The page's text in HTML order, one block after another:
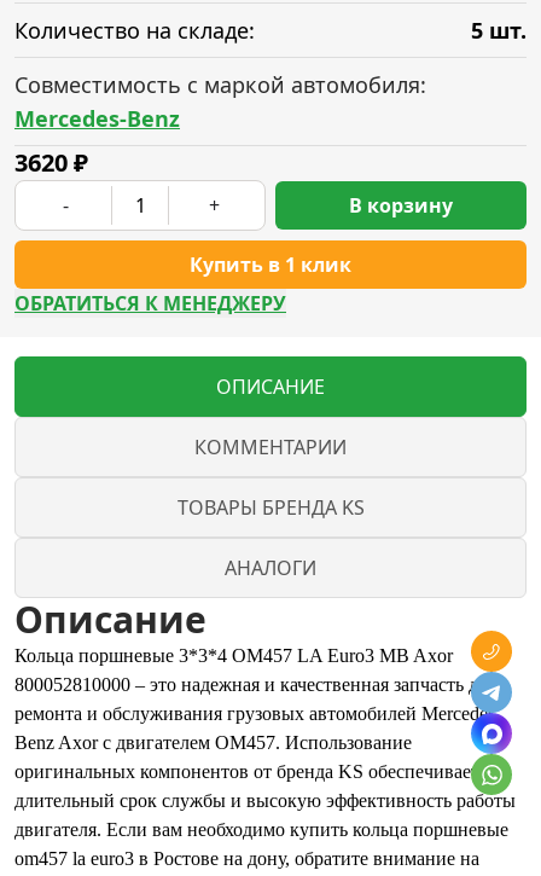
Количество на складе:
5 шт.
Совместимость с маркой автомобиля:
Mercedes-Benz
3620₽
- +
Купить в 1 клик
В корзину
ОБРАТИТЬСЯ К МЕНЕДЖЕРУ
ОПИСАНИЕ
КОММЕНТАРИИ
ТОВАРЫ БРЕНДА KS
АНАЛОГИ
Описание
Кольца поршневые 3*3*4 OM457 LA Euro3 MB Axor
800052810000 – это надежная и качественная запчасть для
ремонта и обслуживания грузовых автомобилей Mercedes-
Benz Axor с двигателем OM457. Использование
оригинальных компонентов от бренда KS обеспечивает
длительный срок службы и высокую эффективность работы
двигателя. Если вам необходимо купить кольца поршневые
om457 la euro3 в Ростове на дону, обратите внимание на